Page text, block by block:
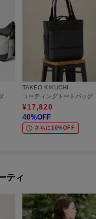
TAKEO KIKUCHI
コーティングトートバッグ
¥17,820
40%OFF
さらに10%OFF
ティ